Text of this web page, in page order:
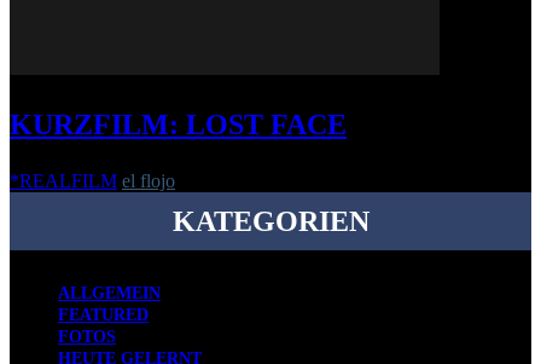
KURZFILM: LOST FACE
*REALFILM el flojo
KATEGORIEN
ALLGEMEIN
FEATURED
FOTOS
HEUTE GELERNT